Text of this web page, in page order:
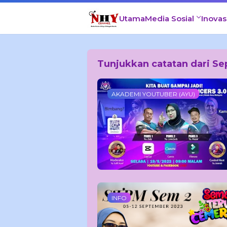
UtamaMedia Sosial
Tunjukkan catatan dari
AKADEMI YOUTUBER (AYU)
INFO